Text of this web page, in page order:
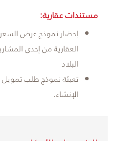
مستندات
إحضار نموذج عرض
العقارية من إحدى
البلاد
تعبئة نموذج طلب
الإنشاء.